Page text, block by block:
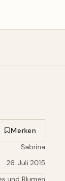
Merken
Sabrina
26. Juli 2015
und Blumen